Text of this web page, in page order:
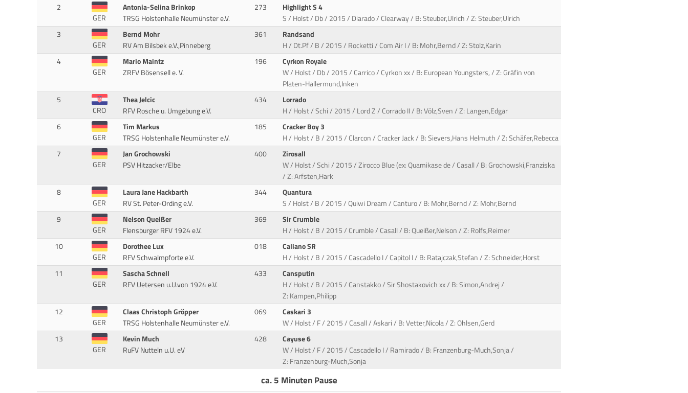
2
GER
Antonia-Selina Brinkop
TRSG Holstenhalle Neumünster e.V.
273
Highlight S 4
S / Holst / Db / 2015 / Diarado / Clearway / B: Steuber,Ulrich / Z: Steuber,Ulrich
3
GER
Bernd Mohr
RV Am Bilsbek e.V.,Pinneberg
361
Randsand
H / Dt.Pf / B / 2015 / Rocketti / Com Air I / B: Mohr,Bernd / Z: Stolz,Karin
4
GER
Mario Maintz
ZRFV Bösensell e. V.
196
Cyrkon Royale
W / Holst / Db / 2015 / Carrico / Cyrkon xx / B: European Youngsters, / Z: Gräfin von
Platen-Hallermund,Inken
5
CRO
Thea Jelcic
RFV Rosche u. Umgebung e.V.
434
Lorrado
H / Holst / Schi / 2015 / Lord Z / Corrado II / B: Völz,Sven / Z: Langen,Edgar
6
GER
Tim Markus
TRSG Holstenhalle Neumünster e.V.
185
Cracker Boy 3
H / Holst / B / 2015 / Clarcon / Cracker Jack / B: Sievers,Hans Helmuth / Z: Schäfer,Rebecca
7
GER
Jan Grochowski
PSV Hitzacker/Elbe
400
Zirosall
W / Holst / Schi / 2015 / Zirocco Blue (ex: Quamikase de / Casall / B: Grochowski,Franziska
/ Z: Arfsten,Hark
8
GER
Laura Jane Hackbarth
RV St. Peter-Ording e.V.
344
Quantura
S / Holst / B / 2015 / Quiwi Dream / Canturo / B: Mohr,Bernd / Z: Mohr,Bernd
9
GER
Nelson Queißer
Flensburger RFV 1924 e.V.
369
Sir Crumble
H / Holst / B / 2015 / Crumble / Casall / B: Queißer,Nelson / Z: Rolfs,Reimer
10
GER
Dorothee Lux
RFV Schwalmpforte e.V.
018
Caliano SR
H / Holst / B / 2015 / Cascadello I / Capitol I / B: Ratajczak,Stefan / Z: Schneider,Horst
11
GER
Sascha Schnell
RFV Uetersen u.U.von 1924 e.V.
433
Cansputin
H / Holst / B / 2015 / Canstakko / Sir Shostakovich xx / B: Simon,Andrej /
Z: Kampen,Philipp
12
GER
Claas Christoph Gröpper
TRSG Holstenhalle Neumünster e.V.
069
Caskari 3
W / Holst / F / 2015 / Casall / Askari / B: Vetter,Nicola / Z: Ohlsen,Gerd
13
GER
Kevin Much
RuFV Nutteln u.U. eV
428
Cayuse 6
W / Holst / F / 2015 / Cascadello I / Ramirado / B: Franzenburg-Much,Sonja /
Z: Franzenburg-Much,Sonja
ca. 5 Minuten Pause